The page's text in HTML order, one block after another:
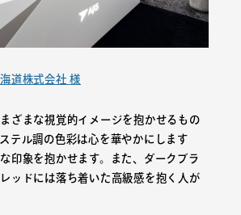
道株式会社 様
ざまな視覚的イメージを抱かせるもの
テル調の色彩は心を華やかにします
印象を抱かせます。また、ダークブラ
ッドには落ち着いた高級感を抱く人が